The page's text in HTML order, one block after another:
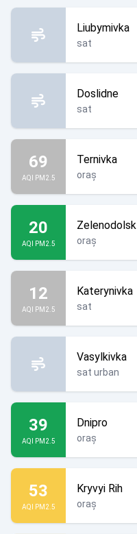
Liubymivka
sat
Doslidne
sat
69
AQI PM2.5
Ternivka
oraș
20
AQI PM2.5
Zelenodolsk
oraș
12
AQI PM2.5
Katerynivka
sat
Vasylkivka
sat urban
39
AQI PM2.5
Dnipro
oraș
53
AQI PM2.5
Kryvyi Rih
oraș